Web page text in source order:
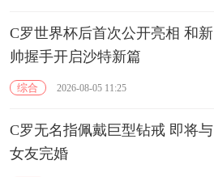
C罗世界杯后首次公开亮相 和新
帅握手开启沙特新篇
综合 2026-08-05 11:25
C罗无名指佩戴巨型钻戒 即将与
女友完婚